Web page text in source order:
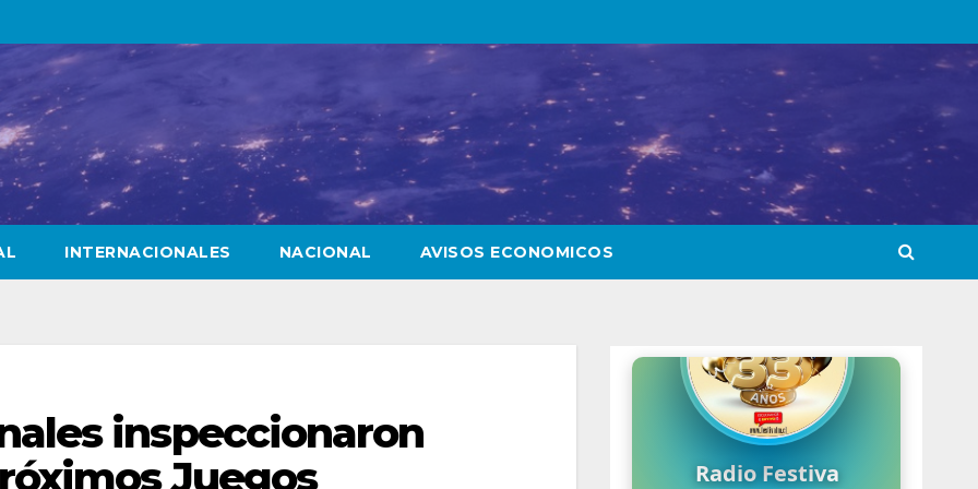
INTERNACIONALES NACIONAL AVISOS ECONOMICOS
inspeccionaron
Juegos